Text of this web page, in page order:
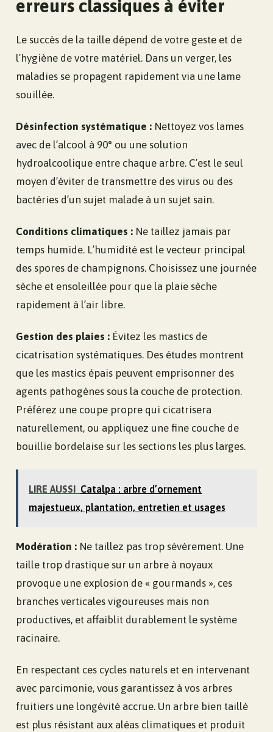
erreurs classiques à éviter
Le succès de la taille dépend de votre geste et de
l’hygiène de votre matériel. Dans un verger, les
maladies se propagent rapidement via une lame
souillée.
Désinfection systématique : Nettoyez vos lames
avec de l’alcool à 90° ou une solution
hydroalcoolique entre chaque arbre. C’est le seul
moyen d’éviter de transmettre des virus ou des
bactéries d’un sujet malade à un sujet sain.
Conditions climatiques : Ne taillez jamais par
temps humide. L’humidité est le vecteur principal
des spores de champignons. Choisissez une journée
sèche et ensoleillée pour que la plaie sèche
rapidement à l’air libre.
Gestion des plaies : Évitez les mastics de
cicatrisation systématiques. Des études montrent
que les mastics épais peuvent emprisonner des
agents pathogènes sous la couche de protection.
Préférez une coupe propre qui cicatrisera
naturellement, ou appliquez une fine couche de
bouillie bordelaise sur les sections les plus larges.
LIRE AUSSI Catalpa : arbre d’ornement
majestueux, plantation, entretien et usages
Modération : Ne taillez pas trop sévèrement. Une
taille trop drastique sur un arbre à noyaux
provoque une explosion de « gourmands », ces
branches verticales vigoureuses mais non
productives, et affaiblit durablement le système
racinaire.
En respectant ces cycles naturels et en intervenant
avec parcimonie, vous garantissez à vos arbres
fruitiers une longévité accrue. Un arbre bien taillé
est plus résistant aux aléas climatiques et produit